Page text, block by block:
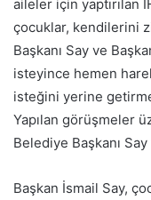
aileler için yaptırılan
çocuklar, kendilerini
Başkanı Say ve
isteyince hemen
isteğini yerine
Yapılan görüşmeler
Belediye Başkanı Say
Başkan İsmail Say,